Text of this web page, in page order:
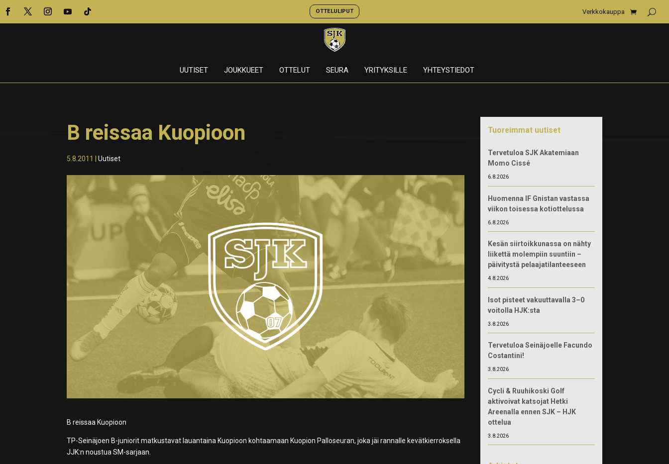
OTTELULIPUT Verkkokauppa
UUTISET JOUKKUEET OTTELUT SEURA YRITYKSILLE YHTEYSTIEDOT
B reissaa Kuopioon
5.8.2011 |Uutiset
B reissaa Kuopioon
TP-Seinäjoen B-juniorit matkustavat lauantaina Kuopioon kohtaamaan Kuopion Palloseuran, joka jäi rannalle kevätkierroksella
JJK:n noustua SM-sarjaan.
Tuoreimmat uutiset
Tervetuloa SJK Akatemiaan
Momo Cissé
6.8.2026
Huomenna IF Gnistan vastassa
viikon toisessa kotiottelussa
6.8.2026
Kesän siirtoikkunassa on nähty
liikettä molempiin suuntiin –
päivitystä pelaajatilanteeseen
4.8.2026
Isot pisteet vakuuttavalla 3–0
voitolla HJK:sta
3.8.2026
Tervetuloa Seinäjoelle Facundo
Costantini!
3.8.2026
Cycli & Ruuhikoski Golf
aktivoivat katsojat Hetki
Areenalla ennen SJK – HJK
ottelua
3.8.2026